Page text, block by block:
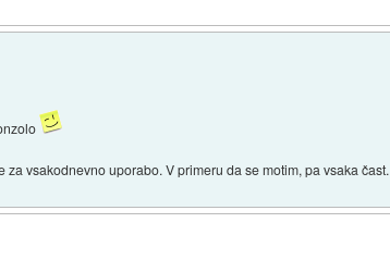
vsakodnevno uporabo. V primeru da se motim, pa vsaka čast.